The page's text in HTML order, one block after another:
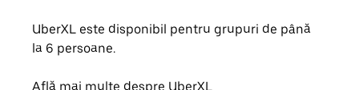
UberXL este disponibil pentru grupuri de până
la 6 persoane.
Află mai multe despre UberXL